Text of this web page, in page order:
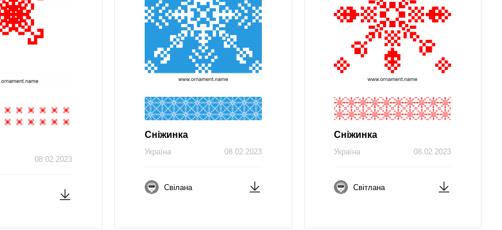
08.02.2023
Сніжинка
08.02.2023
Україна
Свілана
Сніжинка
08.02.2023
Україна
Світлана